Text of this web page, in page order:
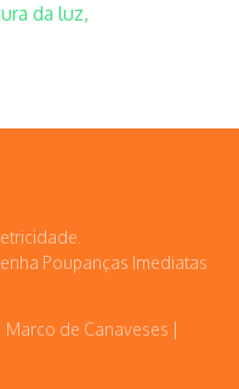
da luz,
Poupanças Imediatas
de Canaveses |